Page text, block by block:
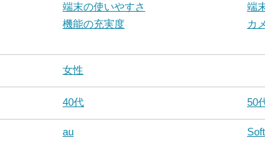
端末の使いやすさ
端
機能の充実度
カ
女性
40代 50
au